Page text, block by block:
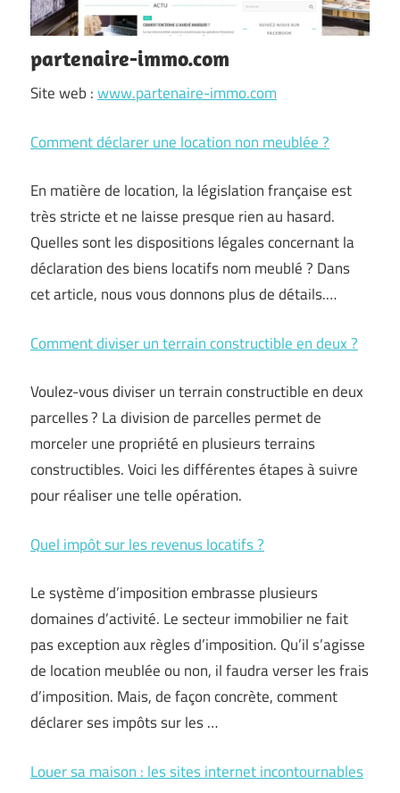
partenaire-immo.com
Site web :www.partenaire-immo.com
Comment déclarer une location non meublée ?
En matière de location, la législation française est
très stricte et ne laisse presque rien au hasard.
Quelles sont les dispositions légales concernant la
déclaration des biens locatifs nom meublé ? Dans
cet article, nous vous donnons plus de détails.…
Comment diviser un terrain constructible en deux ?
Voulez-vous diviser un terrain constructible en deux
parcelles ? La division de parcelles permet de
morceler une propriété en plusieurs terrains
constructibles. Voici les différentes étapes à suivre
pour réaliser une telle opération.
Quel impôt sur les revenus locatifs ?
Le système d’imposition embrasse plusieurs
domaines d’activité. Le secteur immobilier ne fait
pas exception aux règles d’imposition. Qu’il s’agisse
de location meublée ou non, il faudra verser les frais
d’imposition. Mais, de façon concrète, comment
déclarer ses impôts sur les …
Louer sa maison : les sites internet incontournables